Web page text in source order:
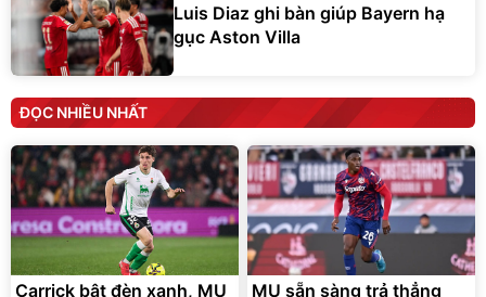
Luis Diaz ghi bàn giúp Bayern hạ
gục Aston Villa
ĐỌC NHIỀU NHẤT
Carrick bật đèn xanh, MU
MU sẵn sàng trả thẳng